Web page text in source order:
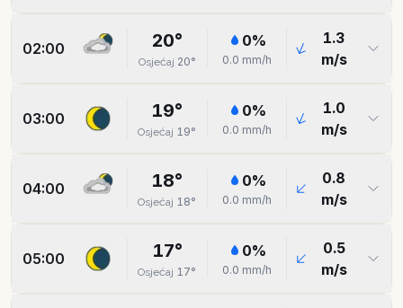
02:00 20°
Osjećaj 20°
0%
0.0 mm/h
1.3
m/s
03:00 19°
Osjećaj 19°
0%
0.0 mm/h
1.0
m/s
04:00 18°
Osjećaj 18°
0%
0.0 mm/h
0.8
m/s
05:00 17°
Osjećaj 17°
0%
0.0 mm/h
0.5
m/s